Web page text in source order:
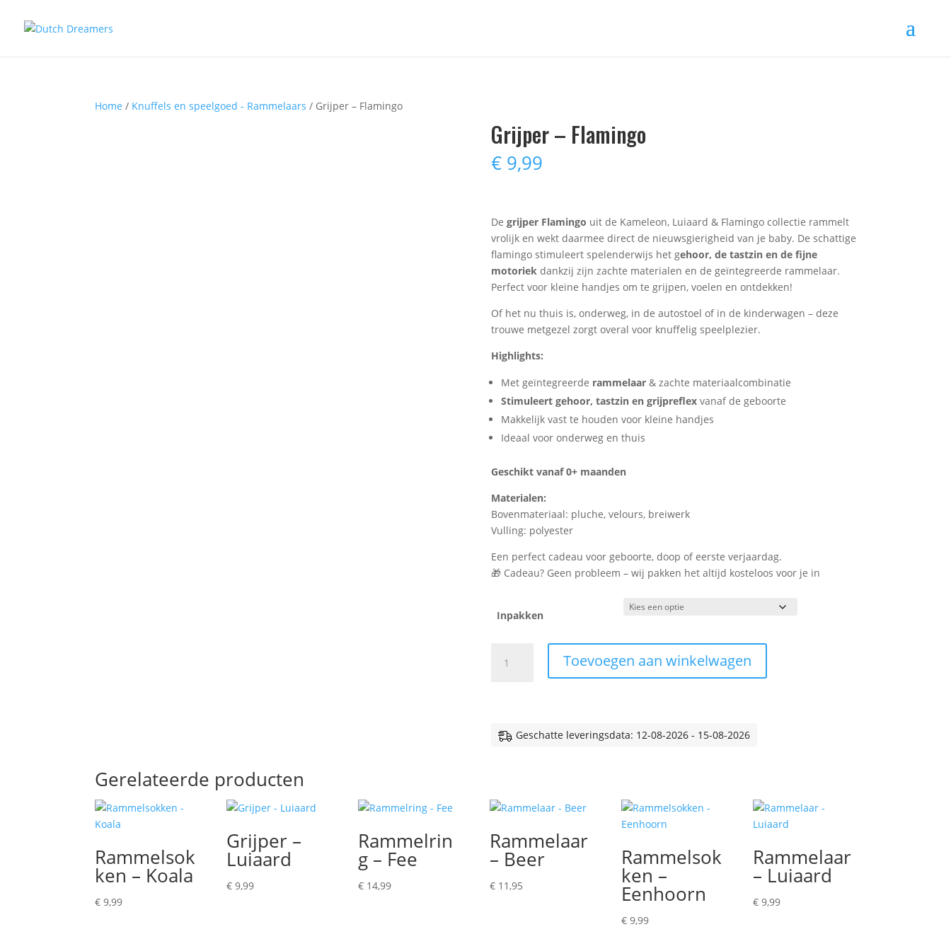
Home / Knuffels en speelgoed - Rammelaars / Grijper – Flamingo
Grijper – Flamingo
€9,99
De grijper Flamingo uit de Kameleon, Luiaard & Flamingo collectie rammelt
vrolijk en wekt daarmee direct de nieuwsgierigheid van je baby. De schattige
flamingo stimuleert spelenderwijs het gehoor, de tastzin en de fijne
motoriekdankzij zijn zachte materialen en de geïntegreerde rammelaar.
Perfect voor kleine handjes om te grijpen, voelen en ontdekken!
Of het nu thuis is, onderweg, in de autostoel of in de kinderwagen – deze
trouwe metgezel zorgt overal voor knuffelig speelplezier.
Highlights:
Met geïntegreerde rammelaar& zachte materiaalcombinatie
Stimuleert gehoor, tastzin en grijpreflexvanaf de geboorte
Makkelijk vast te houden voor kleine handjes
Ideaal voor onderweg en thuis
Geschikt vanaf 0+ maanden
Materialen:
Bovenmateriaal: pluche, velours, breiwerk
Vulling: polyester
Een perfect cadeau voor geboorte, doop of eerste verjaardag.
🎁 Cadeau? Geen probleem – wij pakken het altijd kosteloos voor je in
Inpakken
Toevoegen aan winkelwagen
Geschatte leveringsdata: 12-08-2026 - 15-08-2026
Gerelateerde producten
Rammelsok
ken – Koala
€ 9,99
Grijper –
Luiaard
€ 9,99
Rammelrin
g – Fee
€ 14,99
Rammelaar
– Beer
€ 11,95
Rammelsok
ken –
Eenhoorn
€ 9,99
Rammelaar
– Luiaard
€ 9,99